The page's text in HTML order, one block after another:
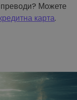
Можете
карта.